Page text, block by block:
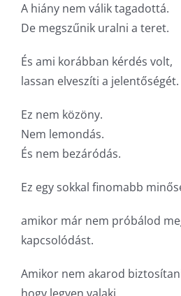
A hiány nem válik tagadottá.
De megszűnik uralni a teret.
És ami korábban kérdés volt,
lassan elveszíti a jelentőségét.
Ez nem közöny.
Nem lemondás.
És nem bezáródás.
Ez egy sokkal finomabb
amikor már nem próbálod
kapcsolódást.
Amikor nem akarod